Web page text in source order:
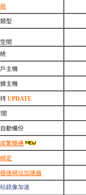
型
間
主機
主機
UPDATE
動備份
繁簡通
定
速網站加速器
鏡像加速